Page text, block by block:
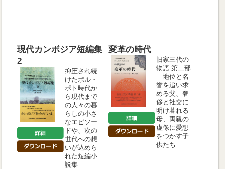
現代カンボジア短編集
2
抑圧され続
けたポル・
ポト時代か
ら現代まで
の人々の暮
らしの小さ
なエピソー
ドや、次の
世代への想
いが込めら
れた短編小
説集
変革の時代
旧家三代の
物語 第二部
─ 地位と名
誉を追い求
める父、奢
侈と社交に
明け暮れる
母、両親の
虚像に愛想
をつかす子
供たち